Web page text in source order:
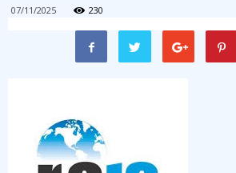
07/11/2025 230